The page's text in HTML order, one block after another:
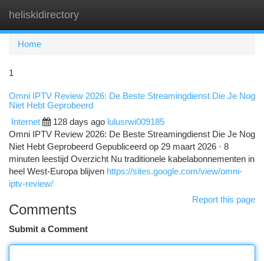
heliskidirectory
Home
1
Omni IPTV Review 2026: De Beste Streamingdienst Die Je Nog
Niet Hebt Geprobeerd
Internet 128 days ago lulusrwi009185
Omni IPTV Review 2026: De Beste Streamingdienst Die Je Nog
Niet Hebt Geprobeerd Gepubliceerd op 29 maart 2026 · 8
minuten leestijd Overzicht Nu traditionele kabelabonnementen in
heel West-Europa blijven https://sites.google.com/view/omni-
iptv-review/
Report this page
Comments
Submit a Comment